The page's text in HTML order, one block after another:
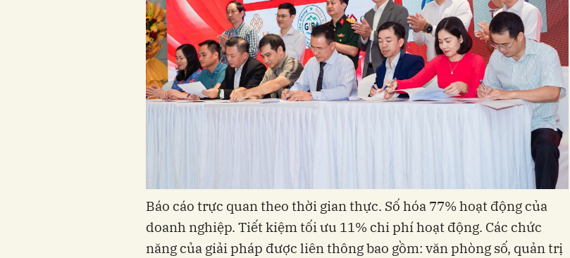
Báo cáo trực quan theo thời gian thực. Số hóa 77% hoạt động của
doanh nghiệp. Tiết kiệm tối ưu 11% chi phí hoạt động. Các chức
năng của giải pháp được liên thông bao gồm: văn phòng số, quản trị